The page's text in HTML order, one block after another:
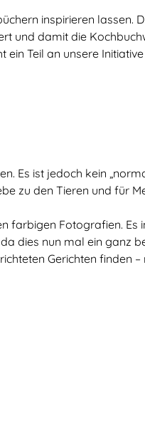
inspirieren lassen.
und damit die
Teil an unsere
Es ist jedoch kein
zu den Tieren und für
farbigen Fotografien. Es
dies nun mal ein ganz
Gerichten finden –